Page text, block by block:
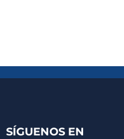
SÍGUENOS EN